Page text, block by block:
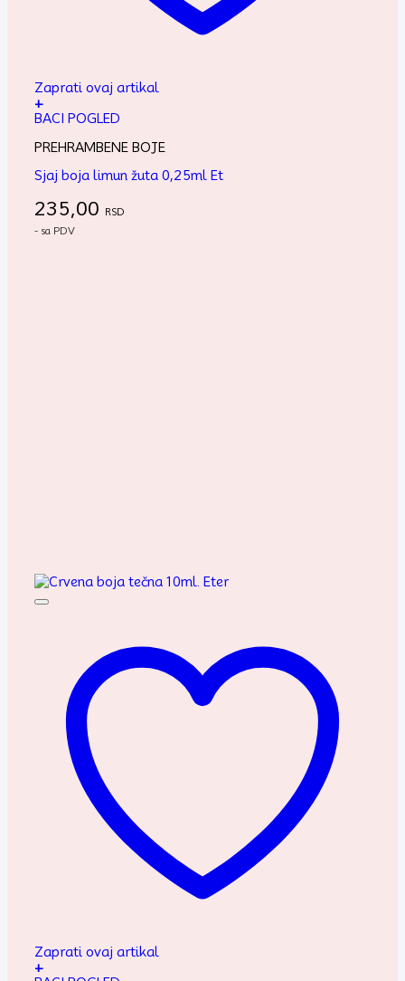
Zaprati ovaj artikal
+
BACI POGLED
PREHRAMBENE BOJE
Sjaj boja limun žuta 0,25ml Et
235,00 RSD
- sa PDV
Zaprati ovaj artikal
+